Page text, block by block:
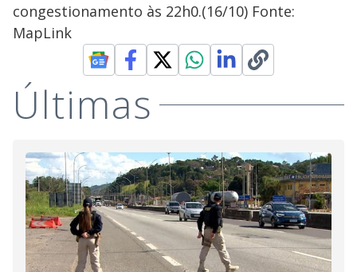
congestionamento às 22h0.(16/10) Fonte:
MapLink
Últimas